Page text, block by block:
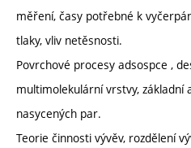
měření, časy potřebné k
tlaky, vliv netěsnosti.
Povrchové procesy adsospce ,
multimolekulární vrstvy, základní
nasycených par.
Teorie činnosti vývěv, rozdělení